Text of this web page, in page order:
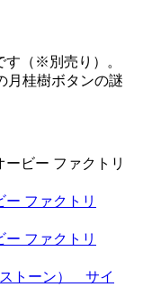
す（※別売り）。
月桂樹ボタンの謎
ビー ファクトリ
ー ファクトリ
ー ファクトリ
トーン） サイ